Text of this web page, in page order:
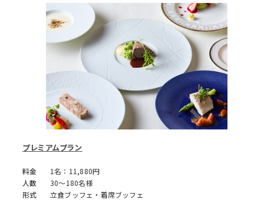
プレミアムプラン
料金
1名：11,880円
人数
30～180名様
形式
立食ブッフェ・着席ブッフェ